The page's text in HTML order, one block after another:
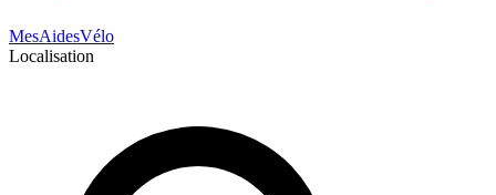
MesAidesVélo
Localisation